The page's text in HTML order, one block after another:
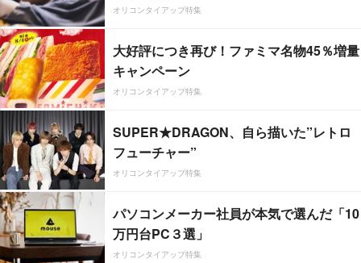
オリコンタイアップ特集
大好評につき再び！ファミマ名物45％増量
キャンペーン
オリコンタイアップ特集
SUPER★DRAGON、自ら描いた”レトロ
フューチャー”
オリコンタイアップ特集
パソコンメーカー社員が本気で選んだ「10
万円台PC３選」
オリコンタイアップ特集